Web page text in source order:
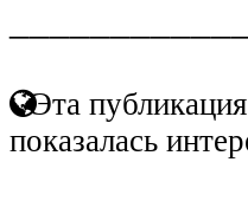
Эта
показалась